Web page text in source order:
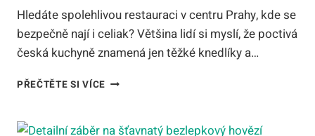
Hledáte spolehlivou restauraci v centru Prahy, kde se
bezpečně nají i celiak? Většina lidí si myslí, že poctivá
česká kuchyně znamená jen těžké knedlíky a…
PŘEČTĚTE SI VÍCEKOTLETA
NÁMĚSTÍ